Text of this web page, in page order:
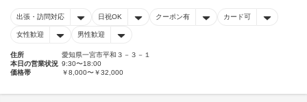
出張・訪問対応 日祝OK クーポン有 カード可
女性歓迎 男性歓迎
住所
愛知県一宮市平和３－３－１
本日の営業状況 9:30〜18:00
価格帯
￥8,000〜￥32,000